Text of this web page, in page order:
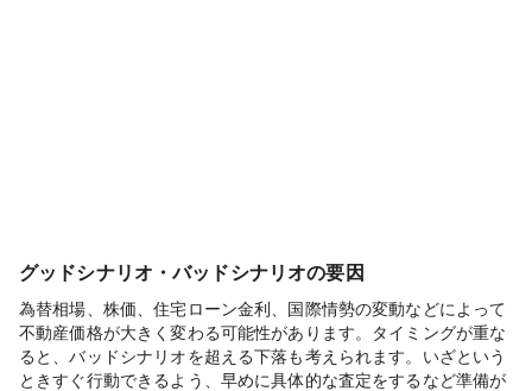
グッドシナリオ・バッドシナリオの要因
為替相場、株価、住宅ローン金利、国際情勢の変動などによって
不動産価格が大きく変わる可能性があります。タイミングが重な
ると、バッドシナリオを超える下落も考えられます。いざという
ときすぐ行動できるよう、早めに具体的な査定をするなど準備が